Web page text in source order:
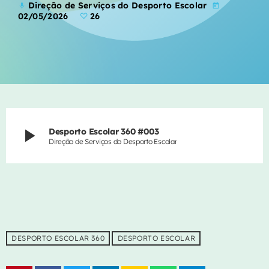
CONTACTOS
PUBLICIDADE
mic Direção de Serviços do Desporto Escolar today
02/05/2026 26
play_arrow Desporto Escolar 360 #003
Direção de Serviços do Desporto Escolar
DESPORTO ESCOLAR 360 DESPORTO ESCOLAR